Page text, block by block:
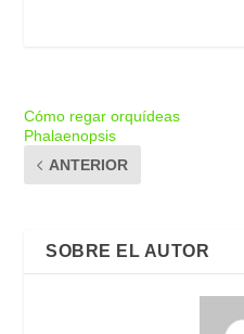
Cómo regar orquídeas
Phalaenopsis
ANTERIOR
SOBRE EL AUTOR